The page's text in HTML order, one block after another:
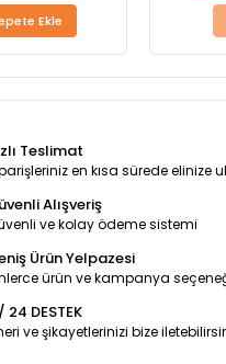
Ekle
Teslimat
en kısa sürede elinize
Alışveriş
ve kolay ödeme sistemi
Ürün Yelpazesi
ürün ve kampanya
24 DESTEK
ve şikayetlerinizi bize